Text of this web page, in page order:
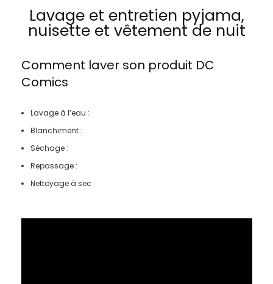
Lavage et entretien pyjama,
nuisette et vêtement de nuit
Comment laver son produit DC
Comics
Lavage à l’eau :
Blanchiment :
Séchage :
Repassage :
Nettoyage à sec :